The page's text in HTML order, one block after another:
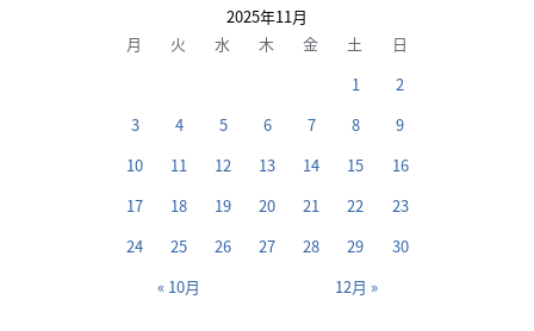
2025年11月
月
火 水 木 金 土 日
« 10月 12月 »
1
2
3
4 5 6 7 8
9
10
11 12 13 14 15
16
17
18 19 20 21 22
23
24
25 26 27 28 29 30